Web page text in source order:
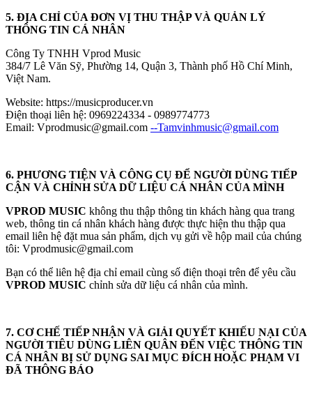
5. ĐỊA CHỈ CỦA ĐƠN VỊ THU THẬP VÀ QUẢN LÝ
THÔNG TIN CÁ NHÂN
Công Ty TNHH Vprod Music
384/7 Lê Văn Sỹ, Phường 14, Quận 3, Thành phố Hồ Chí Minh,
Việt Nam.
Website: https://musicproducer.vn
Điện thoại liên hệ: 0969224334 - 0989774773
Email: Vprodmusic@gmail.com --Tamvinhmusic@gmail.com
6. PHƯƠNG TIỆN VÀ CÔNG CỤ ĐỂ NGƯỜI DÙNG TIẾP
CẬN VÀ CHỈNH SỬA DỮ LIỆU CÁ NHÂN CỦA MÌNH
VPROD MUSIC không thu thập thông tin khách hàng qua trang
web, thông tin cá nhân khách hàng được thực hiện thu thập qua
email liên hệ đặt mua sản phẩm, dịch vụ gửi về hộp mail của chúng
tôi: Vprodmusic@gmail.com
Bạn có thể liên hệ địa chỉ email cùng số điện thoại trên để yêu cầu
VPROD MUSIC chỉnh sửa dữ liệu cá nhân của mình.
7. CƠ CHẾ TIẾP NHẬN VÀ GIẢI QUYẾT KHIẾU NẠI CỦA
NGƯỜI TIÊU DÙNG LIÊN QUÂN ĐẾN VIỆC THÔNG TIN
CÁ NHÂN BỊ SỬ DỤNG SAI MỤC ĐÍCH HOẶC PHẠM VI
ĐÃ THÔNG BÁO